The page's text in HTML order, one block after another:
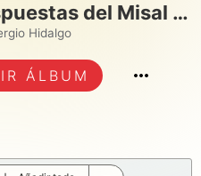
Aclamaciones y Respuestas del Misal Romano
Hidalgo
ÁLBUM